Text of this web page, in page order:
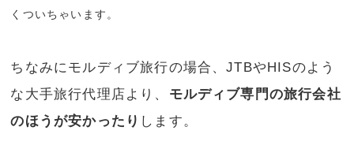
くついちゃいます。
ちなみにモルディブ旅行の場合、JTBやHISのよう
な大手旅行代理店より、 モルディブ専門の旅行会社
のほうが安かったり します。